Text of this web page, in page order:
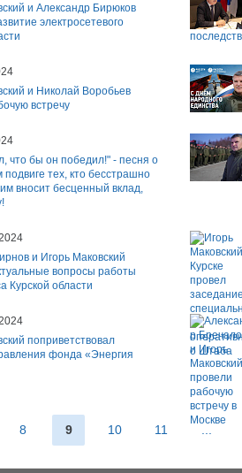
и Александр Бирюков
электросетевого
и Николай Воробьев
встречу
что бы он победил!" - песня о
тех, кто бесстрашно
вносит бесценный вклад,
и Игорь Маковский
вопросы работы
Курской области
поприветствовал
фонда «Энергия
8 9 10 11 ...